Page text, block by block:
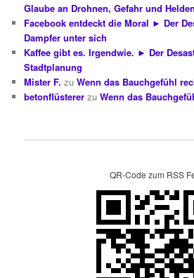
Glaube an Drohnen, Gefahr und
Facebook entdeckt die Moral ► Der
Dampfer unter sich
Kaffee gibt es. Irgendwie. ► Der
Stadtplanung
Mister F. zuWenn das Bauchgefühl
betonflüsterer zuWenn das
QR-Code zum RSS